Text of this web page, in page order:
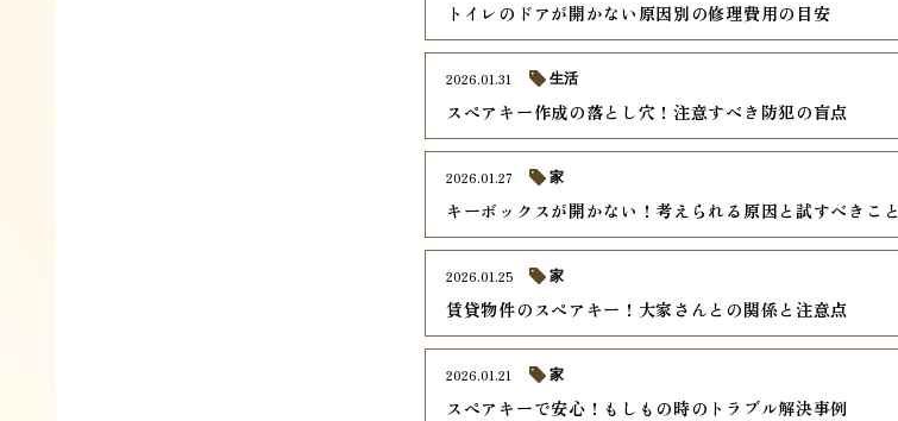
トイレのドアが開かない原因別の修理費用の目安
スペアキー作成の落とし穴！注意すべき防犯の盲点
2026.01.31 生活
キーボックスが開かない！考えられる原因と試すべきこと
2026.01.27 家
賃貸物件のスペアキー！大家さんとの関係と注意点
2026.01.25 家
スペアキーで安心！もしもの時のトラブル解決事例
2026.01.21 家